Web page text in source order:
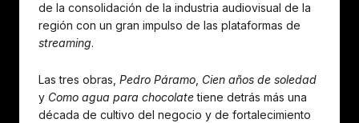
de la consolidación de la industria audiovisual de la
región con un gran impulso de las plataformas de
streaming.
Las tres obras, Pedro Páramo, Cien años de soledad
y Como agua para chocolatetiene detrás más una
década de cultivo del negocio y de fortalecimiento